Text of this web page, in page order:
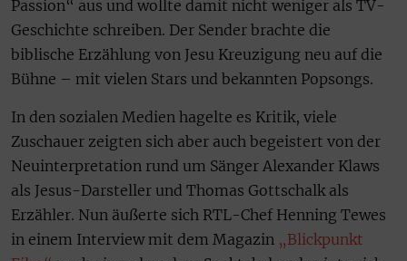
Passion“ aus und wollte damit nicht weniger als TV-
Geschichte schreiben. Der Sender brachte die
biblische Erzählung von Jesu Kreuzigung neu auf die
Bühne – mit vielen Stars und bekannten Popsongs.
In den sozialen Medien hagelte es Kritik, viele
Zuschauer zeigten sich aber auch begeistert von der
Neuinterpretation rund um Sänger Alexander Klaws
als Jesus-Darsteller und Thomas Gottschalk als
Erzähler. Nun äußerte sich RTL-Chef Henning Tewes
in einem Interview mit dem Magazin „Blickpunkt